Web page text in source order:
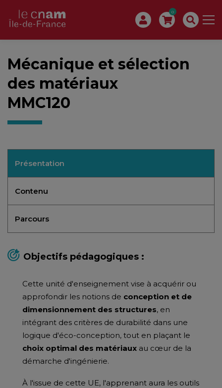
0
Mécanique et sélection
des matériaux
MMC120
Présentation
Contenu
Parcours
Objectifs pédagogiques :
Cette unité d'enseignement vise à acquérir ou
approfondir les notions de conception et de
dimensionnement des structures, en
intégrant des critères de durabilité dans une
logique d'éco-conception, tout en plaçant le
choix optimal des matériaux au cœur de la
démarche d'ingénierie.
À l'issue de cette UE, l'apprenant aura les outils